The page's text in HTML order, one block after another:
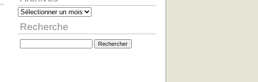
Archives
Recherche